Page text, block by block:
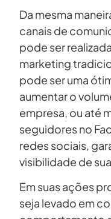
Da mesma
canais de
pode ser
marketing
pode ser uma
aumentar o
empresa, ou até
seguidores no
redes sociais,
visibilidade de
Em suas ações
seja levado em